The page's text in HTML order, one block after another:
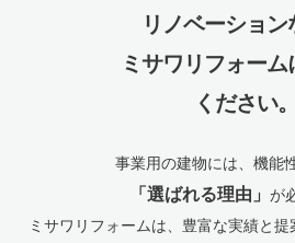
リノベーション
ミサワリフォーム
ください。
事業用の建物には、機能
「選ばれる理由」 が
ミサワリフォームは、豊富な実績と提